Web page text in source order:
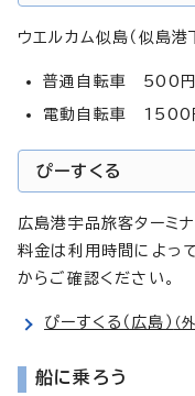
ウエルカム似島（似島港
普通自転車 500
電動自転車 1500
ぴーすくる
広島港宇品旅客ターミ
料金は利用時間によっ
からご確認ください。
ぴーすくる（広島） （
船に乗ろう